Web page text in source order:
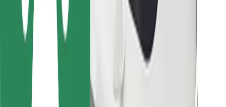
Pre cestujúcich
Pre vodičov
Bolt Food
Pre flotilových partnerov
Pre reštaurácie